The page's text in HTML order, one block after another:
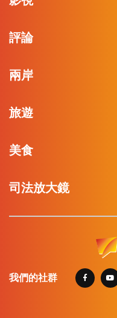
評論
兩岸
旅遊
美食
司法放大鏡
我們的社群